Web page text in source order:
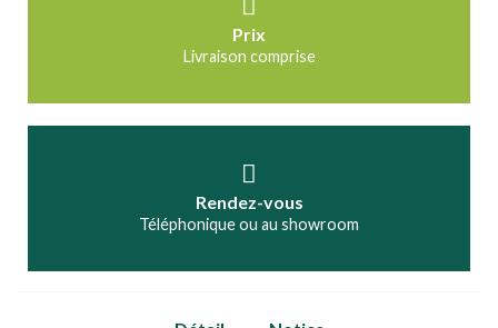
Prix
Livraison comprise
Rendez-vous
Téléphonique ou au showroom